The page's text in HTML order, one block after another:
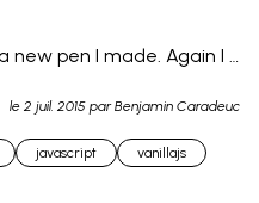
new pen I made. Again I
le 2 juil. 2015 par Benjamin Caradeuc
javascript
vanillajs